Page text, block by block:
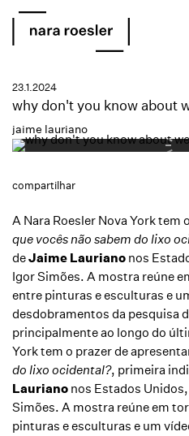
23.1.2024
why don't you know about
jaime lauriano
compartilhar
A Nara Roesler Nova York tem
que vocês não sabem do lixo
deJaime Lauriano nos
Igor Simões. A mostra reúne
entre pinturas e esculturas e
desdobramentos da pesquisa
principalmente ao longo do
York tem o prazer de
do lixo ocidental?, primeira
Lauriano nos Estados
Simões. A mostra reúne em
pinturas e esculturas e um